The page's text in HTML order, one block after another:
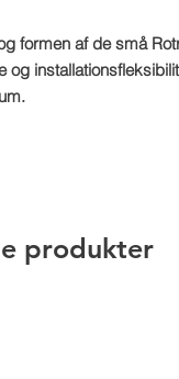
formen af de små
og
produkter